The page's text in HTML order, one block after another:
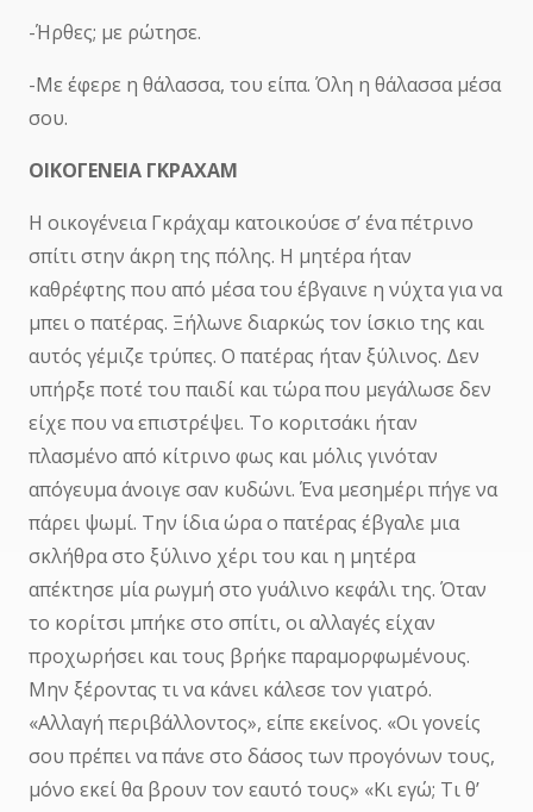
-Ήρθες; με ρώτησε.
-Με έφερε η θάλασσα, του είπα. Όλη η θάλασσα μέσα
σου.
ΟΙΚΟΓΕΝΕΙΑ ΓΚΡΑΧΑΜ
Η οικογένεια Γκράχαμ κατοικούσε σ’ ένα πέτρινο
σπίτι στην άκρη της πόλης. Η μητέρα ήταν
καθρέφτης που από μέσα του έβγαινε η νύχτα για να
μπει ο πατέρας. Ξήλωνε διαρκώς τον ίσκιο της και
αυτός γέμιζε τρύπες. Ο πατέρας ήταν ξύλινος. Δεν
υπήρξε ποτέ του παιδί και τώρα που μεγάλωσε δεν
είχε που να επιστρέψει. Το κοριτσάκι ήταν
πλασμένο από κίτρινο φως και μόλις γινόταν
απόγευμα άνοιγε σαν κυδώνι. Ένα μεσημέρι πήγε να
πάρει ψωμί. Την ίδια ώρα ο πατέρας έβγαλε μια
σκλήθρα στο ξύλινο χέρι του και η μητέρα
απέκτησε μία ρωγμή στο γυάλινο κεφάλι της. Όταν
το κορίτσι μπήκε στο σπίτι, οι αλλαγές είχαν
προχωρήσει και τους βρήκε παραμορφωμένους.
Μην ξέροντας τι να κάνει κάλεσε τον γιατρό.
«Αλλαγή περιβάλλοντος», είπε εκείνος. «Οι γονείς
σου πρέπει να πάνε στο δάσος των προγόνων τους,
μόνο εκεί θα βρουν τον εαυτό τους» «Κι εγώ; Τι θ’